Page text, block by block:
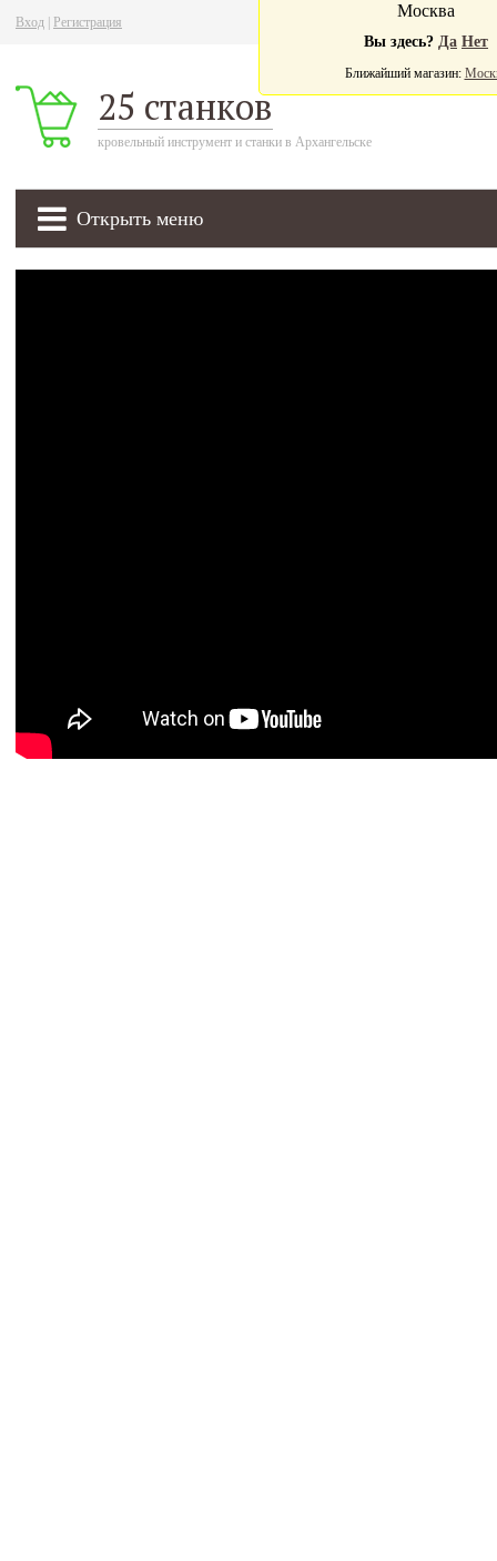
Вход Регистрация
25 станков
кровельный инструмент и станки в Архангельске
Открыть меню
Москва
Вы здесь? Да Нет
Ближайший магазин: